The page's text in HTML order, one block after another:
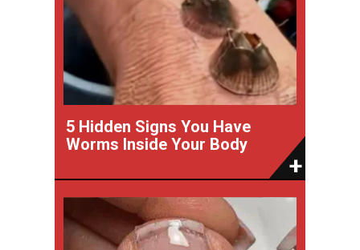
5 Hidden Signs You Have
Worms Inside Your Body